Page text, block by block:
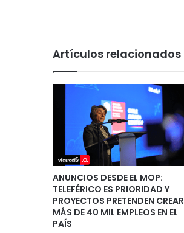
Artículos relacionados
ANUNCIOS DESDE EL MOP:
TELEFÉRICO ES PRIORIDAD Y
PROYECTOS PRETENDEN CREAR
MÁS DE 40 MIL EMPLEOS EN EL
PAÍS